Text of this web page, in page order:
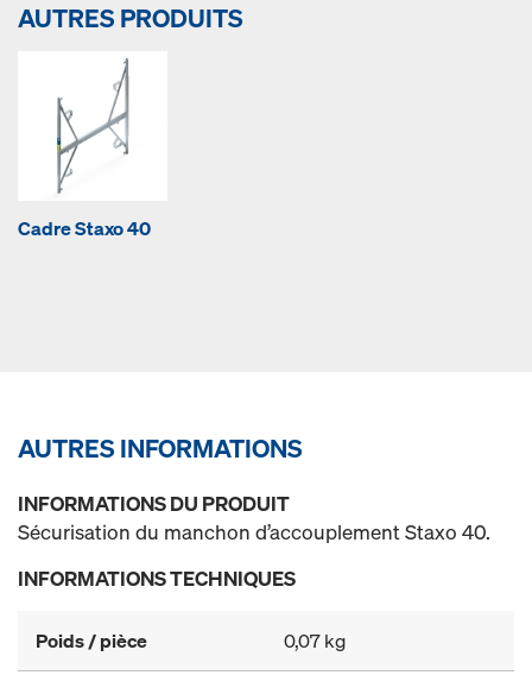
AUTRES PRODUITS
Cadre Staxo 40
AUTRES INFORMATIONS
INFORMATIONS DU PRODUIT
Sécurisation du manchon d’accouplement Staxo 40.
INFORMATIONS TECHNIQUES
Poids / pièce 0,07 kg